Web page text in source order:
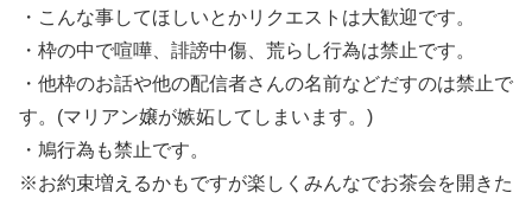
・こんな事してほしいとかリクエストは大歓迎です。
・枠の中で喧嘩、誹謗中傷、荒らし行為は禁止です。
・他枠のお話や他の配信者さんの名前などだすのは禁止で
す。(マリアン嬢が嫉妬してしまいます。)
・鳩行為も禁止です。
※お約束増えるかもですが楽しくみんなでお茶会を開きた